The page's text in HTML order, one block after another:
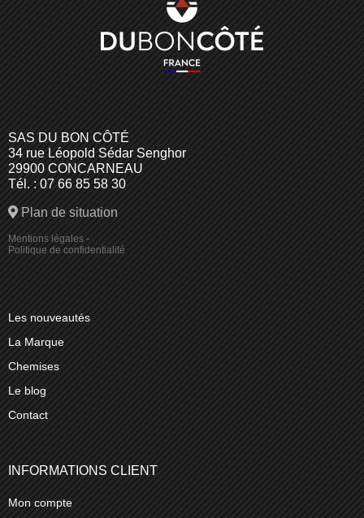
SAS DU BON CÔTÉ
34 rue Léopold Sédar Senghor
29900 CONCARNEAU
Tél. : 07 66 85 58 30
Plan de situation
Mentions légales-
Politique de confidentialité
Les nouveautés
La Marque
Chemises
Le blog
Contact
INFORMATIONS CLIENT
Mon compte